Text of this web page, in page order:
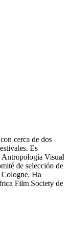
cerca de dos
Es
Antropología Visual
de selección de
Ha
Film Society de